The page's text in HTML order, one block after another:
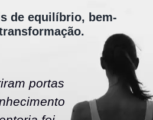
de equilíbrio, bem-
portas
"A
escola